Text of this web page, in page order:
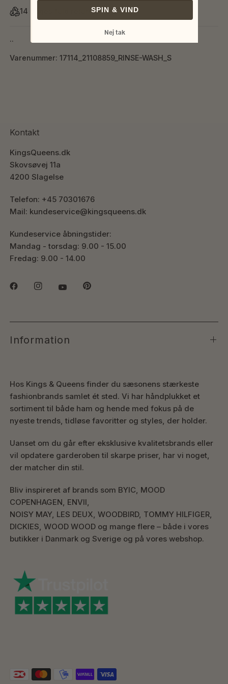
14 dages fuld returret
..
Varenummer: 17114_21108859_RINSE-WASH_S
Kontakt
KingsQueens.dk
Skovsøvej 11a
4200 Slagelse
Telefon: +45 70301676
Mail: kundeservice@kingsqueens.dk
Kundeservice åbningstider:
Mandag - torsdag: 9.00 - 15.00
Fredag: 9.00 - 14.00
Information
Hos Kings & Queens finder du sæsonens stærkeste
fashionbrands samlet ét sted. Vi har håndplukket et
sortiment til både ham og hende med fokus på de
nyeste trends, tidløse favoritter og styles, der holder.
Uanset om du går efter eksklusive kvalitetsbrands eller
vil opdatere garderoben til skarpe priser, har vi noget,
der matcher din stil.
Bliv inspireret af brands som BYIC, MOOD
COPENHAGEN, ENVII,
NOISY MAY, LES DEUX, WOODBIRD, TOMMY HILFIGER,
DICKIES, WOOD WOOD og mange flere – både i vores
butikker i Danmark og Sverige og på vores webshop.
SPIN & VIND
Nej tak